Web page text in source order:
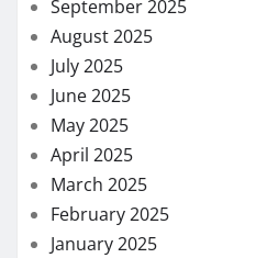
September 2025
August 2025
July 2025
June 2025
May 2025
April 2025
March 2025
February 2025
January 2025